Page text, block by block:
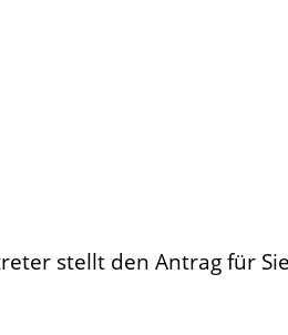
stellt den Antrag für